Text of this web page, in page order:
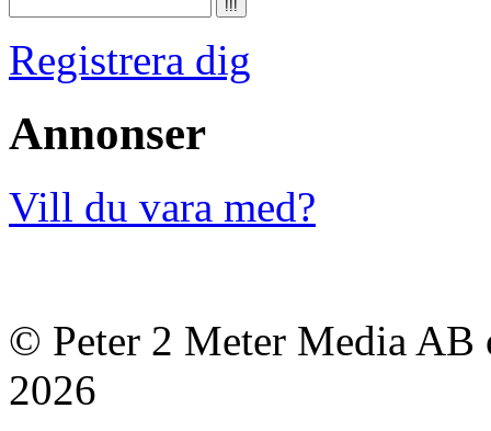
Registrera dig
Annonser
Vill du vara med?
© Peter 2 Meter Media AB
2026